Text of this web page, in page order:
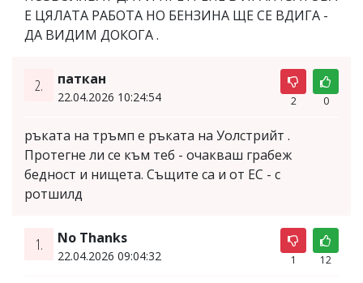
Е ЦЯЛАТА РАБОТА НО БЕНЗИНА ЩЕ СЕ ВДИГА -
ДА ВИДИМ ДОКОГА .
2. паткан
22.04.2026 10:24:54 2 0
ръката на тръмп е ръката на Уолстрийт .
Протегне ли се към теб - очакваш грабеж
бедност и нищета. Същите са и от ЕС - с
ротшилд
1. No Thanks
22.04.2026 09:04:32 1 12